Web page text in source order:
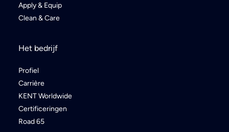
Apply & Equip
Clean & Care
Het bedrijf
Profiel
Carrière
KENT Worldwide
Certificeringen
Road 65